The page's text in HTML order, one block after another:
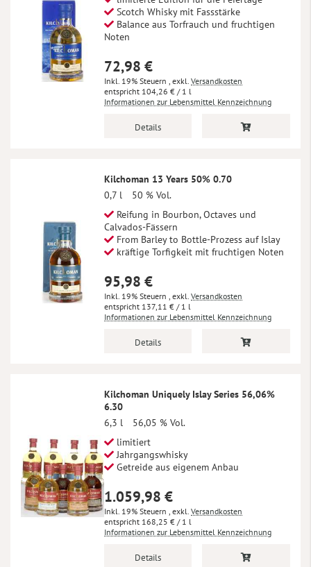
Scotch Whisky mit Fassstärke
Balance aus Torfrauch und fruchtigen
Noten
72,98 €
Inkl. 19% Steuern , exkl. Versandkosten
104,26 € / 1 l
Informationen zur Lebensmittel Kennzeichnung
Details
Kilchoman 13 Years 50% 0.70
0,7 l
50 % Vol.
Reifung in Bourbon, Octaves und
Calvados-Fässern
From Barley to Bottle-Prozess auf Islay
kräftige Torfigkeit mit fruchtigen Noten
95,98 €
Inkl. 19% Steuern , exkl. Versandkosten
137,11 € / 1 l
Informationen zur Lebensmittel Kennzeichnung
Details
Kilchoman Uniquely Islay Series 56,06%
6.30
6,3 l
56,05 % Vol.
limitiert
Jahrgangswhisky
Getreide aus eigenem Anbau
1.059,98 €
Inkl. 19% Steuern , exkl. Versandkosten
168,25 € / 1 l
Informationen zur Lebensmittel Kennzeichnung
Details